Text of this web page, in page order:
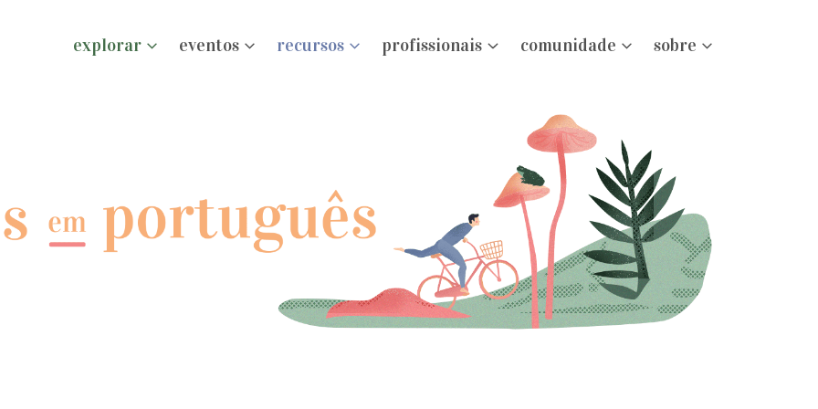
explorar eventos recursos profissionais comunidade sobre